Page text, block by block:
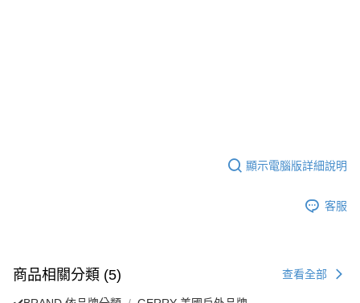
顯示電腦版詳細說明
客服
商品相關分類 (5) 查看全部